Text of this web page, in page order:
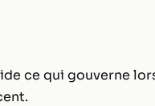
ce qui gouverne